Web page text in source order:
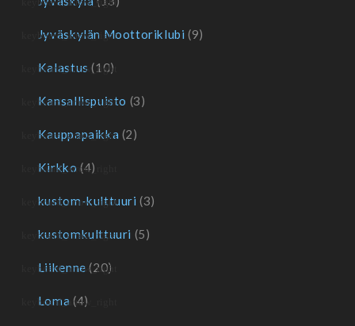
Jyväskylän Moottoriklubi (9)
Kalastus (10)
Kansallispuisto (3)
Kauppapaikka (2)
Kirkko (4)
kustom-kulttuuri (3)
kustomkulttuuri (5)
Liikenne (20)
Loma (4)